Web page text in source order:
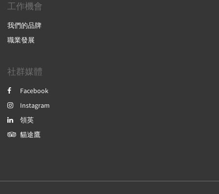
工作機會
我們的品牌
職業發展
社群媒體
Facebook
Instagram
領英
貓途鷹